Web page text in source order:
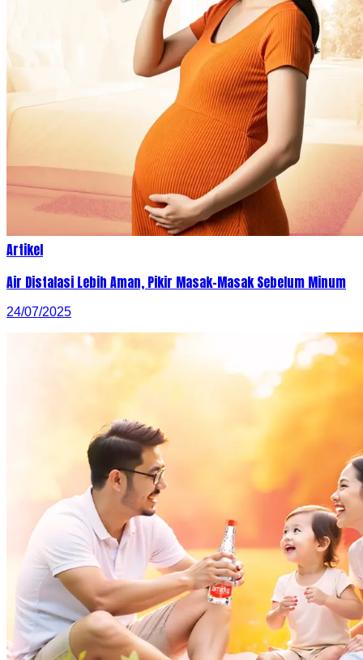
Artikel
Air Distalasi Lebih Aman, Pikir Masak-Masak Sebelum Minum
24/07/2025